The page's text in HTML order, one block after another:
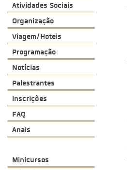
Atividades Sociais
Organização
Viagem/Hoteis
Programação
Notícias
Palestrantes
Inscrições
FAQ
Anais
Minicursos